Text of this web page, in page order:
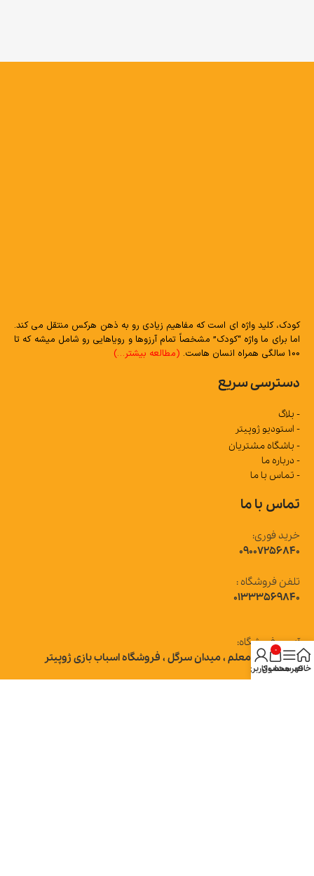
کودک، کلید واژه ای است که مفاهیم زیادی رو به ذهن هرکس منتقل می کند.
اما برای ما واژه “کودک” مشخصاً تمام آرزوها و رویاهایی رو شامل میشه که تا
100 سالگی همراه انسان هاست.
(مطالعه بیشتر…)
دسترسی سریع
- بلاگ
- استودیو ژوپیتر
- باشگاه مشتریان
- درباره ما
- تماس با ما
تماس با ما
خرید فوری:
09007256840
تلفن فروشگاه :
01333569840
آدرس فروشگاه:
رشت ، بلوار معلم ، میدان سرگل ، فروشگاه اسباب بازی ژوپیتر
خانهفهرست
0
محصول
حساب کاربری من